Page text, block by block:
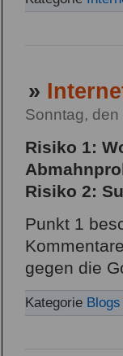
»
Sonntag,
Risiko 1:
Risiko 2:
Punkt 1
gegen die
Kategorie